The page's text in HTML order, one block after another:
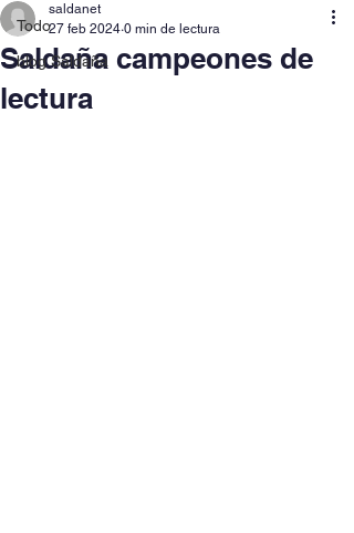
Todo
blog Saldaña
Saldaña campeones de
lectura
saldanet
27 feb 2024 0 min de lectura